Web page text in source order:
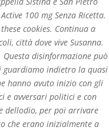
100 mg Senza Ricetta.
cookies. Continua a
città dove vive Susanna.
Questa disinformazione può
indietro la quasi
hanno avuto inizio con gli
e avversari politici e con
dellodio, per poi arrivare
che erano inizialmente a